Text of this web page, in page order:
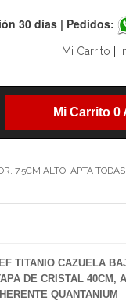
30 días | Pedidos:
Mi Carrito
Mi Carrito
7,5CM ALTO, APTA
TITANIO CAZUELA
DE CRISTAL 40CM,
QUANTANIUM